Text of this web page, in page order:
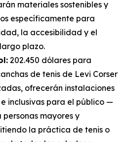
materiales sostenibles y
específicamente para
la accesibilidad y el
plazo.
202.450 dólares para
de tenis de Levi Corser
ofrecerán instalaciones
inclusivas para el público —
mayores y
la práctica de tenis o